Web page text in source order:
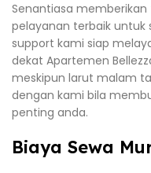
Senantiasa
pelayanan terbaik untuk
support kami siap
dekat Apartemen
meskipun larut malam
dengan kami bila
penting anda.
Biaya Sewa